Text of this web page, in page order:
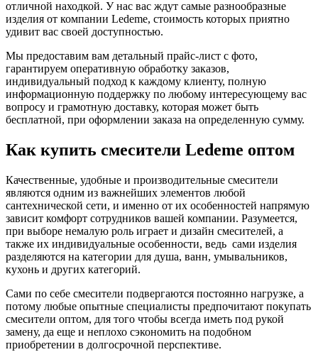
отличной находкой. У нас вас ждут самые разнообразные
изделия от компании Ledeme, стоимость которых приятно
удивит вас своей доступностью.
Мы предоставим вам детальный прайс-лист с фото,
гарантируем оперативную обработку заказов,
индивидуальный подход к каждому клиенту, полную
информационную поддержку по любому интересующему вас
вопросу и грамотную доставку, которая может быть
бесплатной, при оформлении заказа на определенную сумму.
Как купить смесители Ledeme оптом
Качественные, удобные и производительные смесители
являются одним из важнейших элементов любой
сантехнической сети, и именно от их особенностей напрямую
зависит комфорт сотрудников вашей компании. Разумеется,
при выборе немалую роль играет и дизайн смесителей, а
также их индивидуальные особенности, ведь сами изделия
разделяются на категории для душа, ванн, умывальников,
кухонь и других категорий.
Сами по себе смесители подвергаются постоянно нагрузке, а
потому любые опытные специалисты предпочитают покупать
смесители оптом, для того чтобы всегда иметь под рукой
замену, да еще и неплохо сэкономить на подобном
приобретении в долгосрочной перспективе.